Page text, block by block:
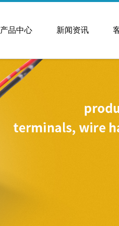
产品中心 新闻资讯